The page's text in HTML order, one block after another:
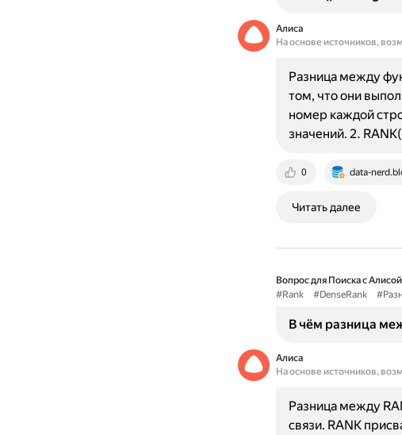
Алиса
На основе источников,
0 data-
Разница между
том, что они
номер каждой
значений. 2.
Читать далее
Вопрос для Поиска с Алисой
#Rank
#DenseRank
В чём разница
Алиса
На основе источников,
Разница между
связи. RANK